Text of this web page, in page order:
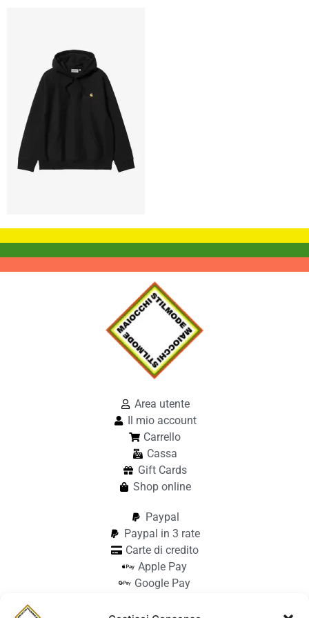
Area utente
Il mio account
Carrello
Cassa
Gift Cards
Shop online
Paypal
Paypal in 3 rate
Carte di credito
Apple Pay
Google Pay